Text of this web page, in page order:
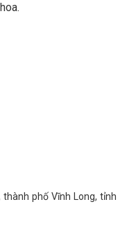
phố Vĩnh Long, tỉnh